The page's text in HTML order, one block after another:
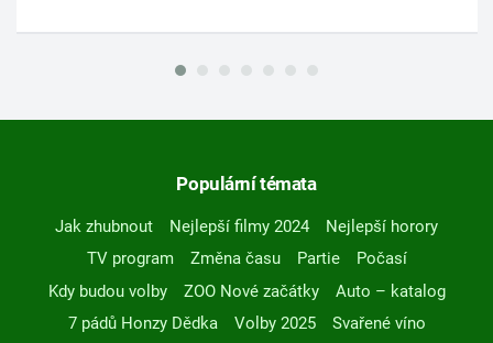
Populární témata
Jak zhubnout Nejlepší filmy 2024
Nejlepší horory
TV program
Změna času Partie
Počasí
Kdy budou volby
ZOO Nové začátky
Auto – katalog
7 pádů Honzy Dědka
Volby 2025
Svařené víno